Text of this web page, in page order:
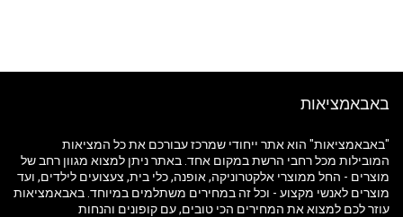
באבאמציאות
"באבאמציאות" הוא אתר ייחודי שמרכז עבורכם את כל המציאות
המובילות מכל רחבי הרשת במקום אחד. באתר ניתן למצוא מגוון רחב של
מוצרים - החל ממוצרי אלקטרוניקה, אופנה, כלי בית, צעצועים לילדים, ועד
מוצרים לאנשי מקצוע - וכל זה במחירים משתלמים במיוחד. באבאמציאות
עוזר לכם למצוא את המחירים הכי טובים, עם קופונים והנחות